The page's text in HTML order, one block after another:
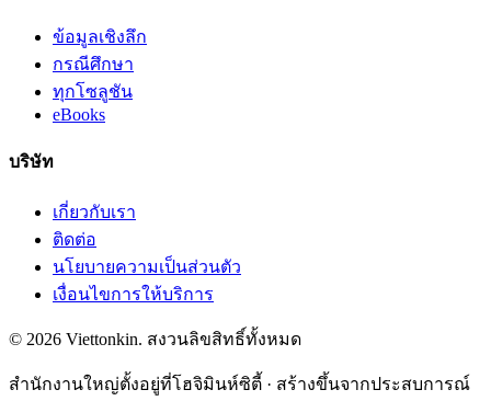
ข้อมูลเชิงลึก
กรณีศึกษา
ทุกโซลูชัน
eBooks
บริษัท
เกี่ยวกับเรา
ติดต่อ
นโยบายความเป็นส่วนตัว
เงื่อนไขการให้บริการ
© 2026 Viettonkin. สงวนลิขสิทธิ์ทั้งหมด
สำนักงานใหญ่ตั้งอยู่ที่โฮจิมินห์ซิตี้ · สร้างขึ้นจากประสบการณ์